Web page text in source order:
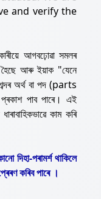
and verify the
আগবঢ়োৱা সমলৰ
আৰু ইয়াক "যেনে
অৰ্থ বা পদ (parts
পাব পাৰে। এই
কাম কৰি
দিহা-পৰামৰ্শ থাকিলে
কৰিব পাৰে ।